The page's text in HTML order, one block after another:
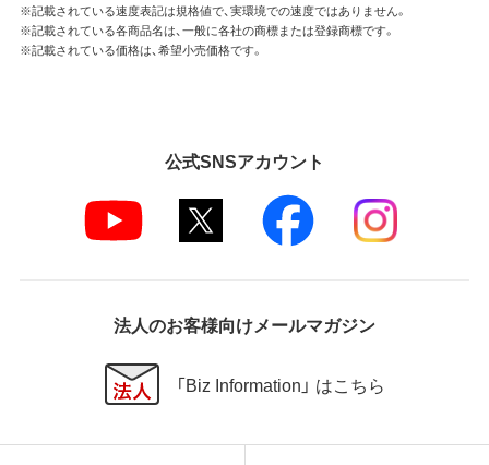
※記載されている速度表記は規格値で、実環境での速度ではありません。
※記載されている各商品名は、一般に各社の商標または登録商標です。
※記載されている価格は、希望小売価格です。
公式SNSアカウント
法人のお客様向けメールマガジン
「Biz Information」 はこちら